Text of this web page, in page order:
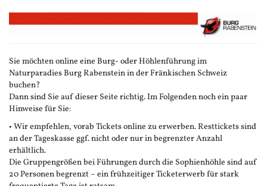
Zum
Haupt-
Sie möchten online eine Burg- oder Höhlenführung im
Naturparadies Burg Rabenstein in der Fränkischen Schweiz
buchen?
Dann sind Sie auf dieser Seite richtig. Im Folgenden noch ein paar
Hinweise für Sie:
• Wir empfehlen, vorab Tickets online zu erwerben. Resttickets sind
an der Tageskasse ggf. nicht oder nur in begrenzter Anzahl
erhältlich.
Die Gruppengrößen bei Führungen durch die Sophienhöhle sind auf
20 Personen begrenzt – ein frühzeitiger Ticketerwerb für stark